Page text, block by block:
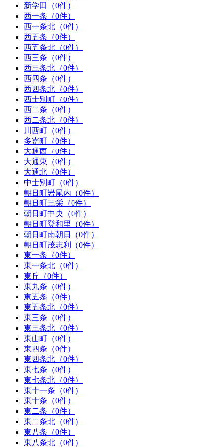
新学田（0件）
西一条（0件）
西一条北（0件）
西五条（0件）
西五条北（0件）
西三条（0件）
西三条北（0件）
西四条（0件）
西四条北（0件）
西士別町（0件）
西二条（0件）
西二条北（0件）
川西町（0件）
多寄町（0件）
大通西（0件）
大通東（0件）
大通北（0件）
中士別町（0件）
朝日町岩尾内（0件）
朝日町三栄（0件）
朝日町中央（0件）
朝日町登和里（0件）
朝日町南朝日（0件）
朝日町茂志利（0件）
東一条（0件）
東一条北（0件）
東丘（0件）
東九条（0件）
東五条（0件）
東五条北（0件）
東三条（0件）
東三条北（0件）
東山町（0件）
東四条（0件）
東四条北（0件）
東七条（0件）
東七条北（0件）
東十一条（0件）
東十条（0件）
東二条（0件）
東二条北（0件）
東八条（0件）
東八条北（0件）